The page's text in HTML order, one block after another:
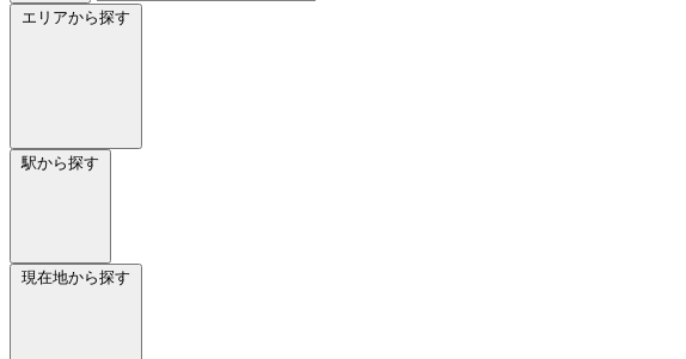
エリアから探す
駅から探す
現在地から探す